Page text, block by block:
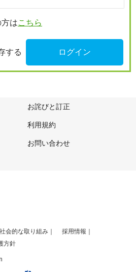
はこちら
する
お詫びと訂正
利用規約
お問い合わせ
社会的な取り組み
採用情報
方針